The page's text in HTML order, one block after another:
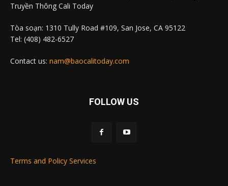
Truyền Thông Cali Today
Tòa soạn: 1310 Tully Road #109, San Jose, CA 95122
Tel: (408) 482-6527
Contact us: nam@baocalitoday.com
FOLLOW US
Terms and Policy Services